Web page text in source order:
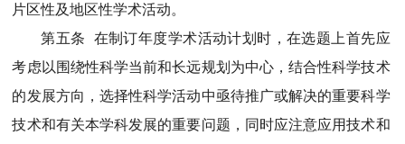
片区性及地区性学术活动。
第五条 在制订年度学术活动计划时，在选题上首先应
考虑以围绕性科学当前和长远规划为中心，结合性科学技术
的发展方向，选择性科学活动中亟待推广或解决的重要科学
技术和有关本学科发展的重要问题，同时应注意应用技术和